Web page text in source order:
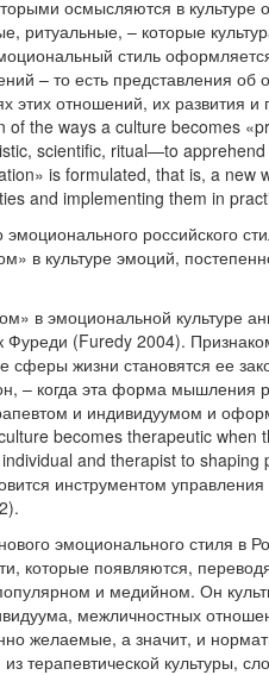
осмысляются в
ритуальные, – которые
стиль
– то есть представления об
этих отношений, их развития и
of the ways a culture becomes
scientific, ritual—to
is formulated, that is, a new
and implementing them in
российского
в культуре эмоций,
в эмоциональной культуре
(Furedy 2004).
сферы жизни становятся ее
– когда эта форма мышления
и индивидуумом и
becomes therapeutic
and therapist to
инструментом
эмоционального стиля в
которые появляются,
и медийном. Он
межличностных
желаемые, а значит, и
терапевтической культуры,